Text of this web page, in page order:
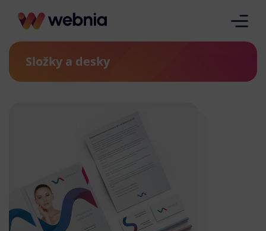
Složky a desky